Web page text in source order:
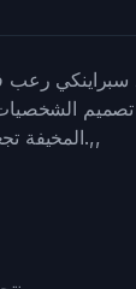
سبراينكي رعب
المخيفة تجعل كل جلسة مكثفة.,,